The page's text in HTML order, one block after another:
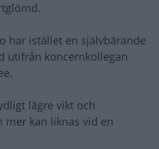
har istället en självbärande
utifrån koncernkollegan
lägre vikt och
mer kan liknas vid en